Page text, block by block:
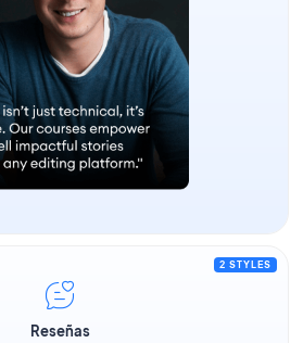
2 STYLES
Reseñas